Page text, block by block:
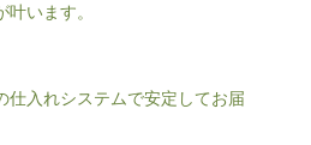
います。
仕入れシステムで安定してお届